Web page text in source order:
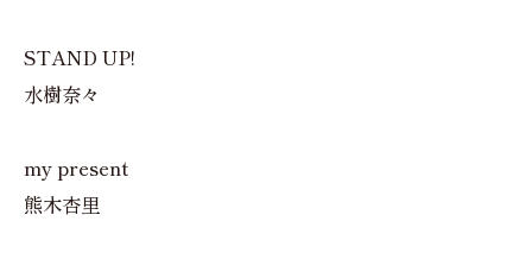
STAND UP!
水樹奈々
my present
熊木杏里